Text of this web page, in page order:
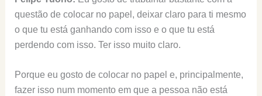
questão de colocar no papel, deixar claro para ti mesmo
o que tu está ganhando com isso e o que tu está
perdendo com isso. Ter isso muito claro.
Porque eu gosto de colocar no papel e, principalmente,
fazer isso num momento em que a pessoa não está